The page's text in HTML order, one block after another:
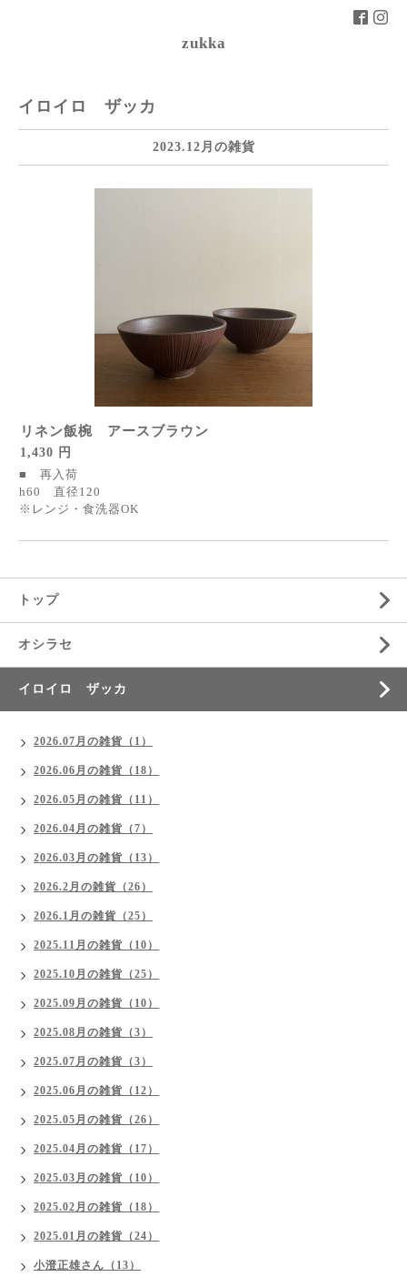
zukka
イロイロ ザッカ
2023.12月の雑貨
リネン飯椀 アースブラウン
1,430 円
■ 再入荷
h60 直径120
※レンジ・食洗器OK
トップ
オシラセ
イロイロ ザッカ
2026.07月の雑貨（1）
2026.06月の雑貨（18）
2026.05月の雑貨（11）
2026.04月の雑貨（7）
2026.03月の雑貨（13）
2026.2月の雑貨（26）
2026.1月の雑貨（25）
2025.11月の雑貨（10）
2025.10月の雑貨（25）
2025.09月の雑貨（10）
2025.08月の雑貨（3）
2025.07月の雑貨（3）
2025.06月の雑貨（12）
2025.05月の雑貨（26）
2025.04月の雑貨（17）
2025.03月の雑貨（10）
2025.02月の雑貨（18）
2025.01月の雑貨（24）
小澄正雄さん（13）